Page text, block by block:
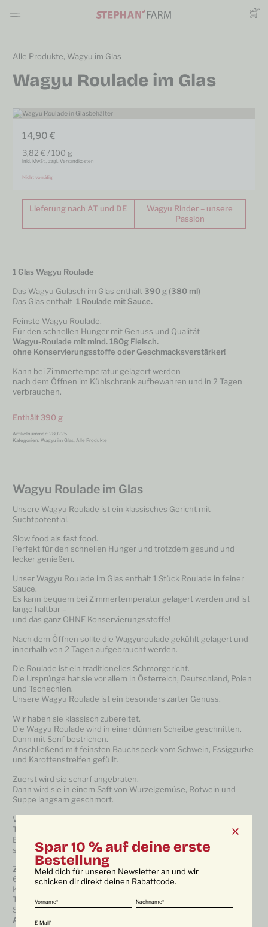
Alle Produkte, Wagyu im Glas
Wagyu Roulade im Glas
14,90 €
3,82 € /100 g
inkl. MwSt., zzgl. Versandkosten
Nicht vorrätig
Lieferung nach AT und DE
Wagyu Rinder – unsere
Passion
1 Glas Wagyu Roulade
Das Wagyu Gulasch im Glas enthält390 g (380 ml)
Das Glas enthält 1 Roulade mit Sauce.
Feinste Wagyu Roulade.
Für den schnellen Hunger mit Genuss und Qualität
Wagyu-Roulade mit mind. 180g Fleisch.
ohne Konservierungsstoffe oder Geschmacksverstärker!
Kann bei Zimmertemperatur gelagert werden -
nach dem Öffnen im Kühlschrank aufbewahren und in 2 Tagen
verbrauchen.
Enthält 390 g
Artikelnummer: 280225
Kategorien: Wagyu im Glas, Alle Produkte
Wagyu Roulade im Glas
Unsere Wagyu Roulade ist ein klassisches Gericht mit
Suchtpotential.
Slow food als fast food.
Perfekt für den schnellen Hunger und trotzdem gesund und
lecker genießen.
Unser Wagyu Roulade im Glas enthält 1 Stück Roulade in feiner
Sauce.
Es kann bequem bei Zimmertemperatur gelagert werden und ist
lange haltbar –
und das ganz OHNE Konservierungsstoffe!
Nach dem Öffnen sollte die Wagyuroulade gekühlt gelagert und
innerhalb von 2 Tagen aufgebraucht werden.
Die Roulade ist ein traditionelles Schmorgericht.
Die Ursprünge hat sie vor allem in Österreich, Deutschland, Polen
und Tschechien.
Unsere Wagyu Roulade ist ein besonders zarter Genuss.
Wir haben sie klassisch zubereitet.
Die Wagyu Roulade wird in einer dünnen Scheibe geschnitten.
Dann mit Senf bestrichen.
Anschließend mit feinsten Bauchspeck vom Schwein, Essiggurke
und Karottenstreifen gefüllt.
Zuerst wird sie scharf angebraten.
Dann wird sie in einem Saft von Wurzelgemüse, Rotwein und
Suppe langsam geschmort.
Wir verwenden für unser Wagyu-Rouladen im Glas vor allem das
Tafelstück vom Wagyurind.
Es ist schön marmoriert und ist dadurch besonders zart und
saftig.
Zutaten:
60 % Wagyufleisch , Trinkwasser, Baucspeck geräuchert,
Kartotten, Sellerie, Essiggurken, Zwiebel, Sellerie, Rotwein, Senf,
Tomatenmark, Weizenmehl, Sonnenblumenöl, jodiertes
Speisesalz, Pfeffer, Gewürze (Speisesalz, Kaliumjodid)
ALLERGENE: Weizenmehl, Sellerie, Senf, Sulfite
Spar 10 % auf deine erste
Bestellung
Meld dich für unseren Newsletter an und wir
schicken dir direkt deinen Rabattcode.
Vorname Nachname
E-Mail